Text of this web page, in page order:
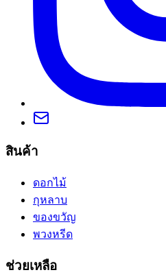
สินค้า
ดอกไม้
กุหลาบ
ของขวัญ
พวงหรีด
ช่วยเหลือ